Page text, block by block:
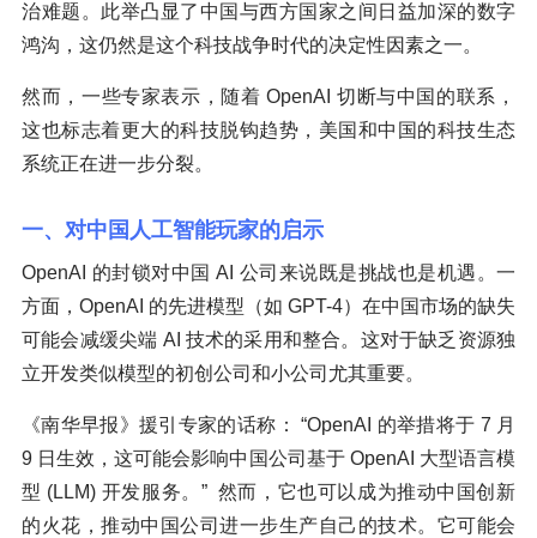
治难题。此举凸显了中国与西方国家之间日益加深的数字
鸿沟，这仍然是这个科技战争时代的决定性因素之一。
然而，一些专家表示，随着 OpenAI 切断与中国的联系，
这也标志着更大的科技脱钩趋势，美国和中国的科技生态
系统正在进一步分裂。
一、对中国人工智能玩家的启示
OpenAI 的封锁对中国 AI 公司来说既是挑战也是机遇。一
方面，OpenAI 的先进模型（如 GPT-4）在中国市场的缺失
可能会减缓尖端 AI 技术的采用和整合。这对于缺乏资源独
立开发类似模型的初创公司和小公司尤其重要。
《南华早报》援引专家的话称： “OpenAI 的举措将于 7 月
9 日生效，这可能会影响中国公司基于 OpenAI 大型语言模
型 (LLM) 开发服务。” 然而，它也可以成为推动中国创新
的火花，推动中国公司进一步生产自己的技术。它可能会